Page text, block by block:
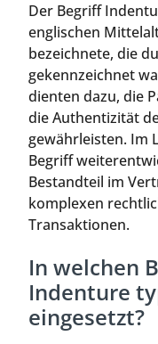
Der Begriff
englischen
bezeichnete, die
gekennzeichnet
dienten dazu, die
die Authentizität
gewährleisten. Im
Begriff
Bestandteil im
komplexen
Transaktionen.
In welchen
Indenture
eingesetzt?